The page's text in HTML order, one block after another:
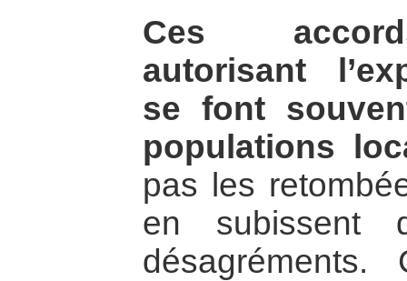
Ces
autorisant
se font
populations
pas les
en subissent